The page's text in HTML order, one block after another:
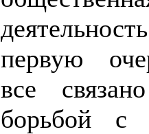
первую
все
борьбой с